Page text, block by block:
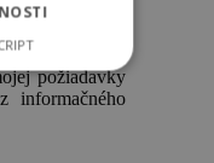
že moje
iba za
požiadavky
informačného